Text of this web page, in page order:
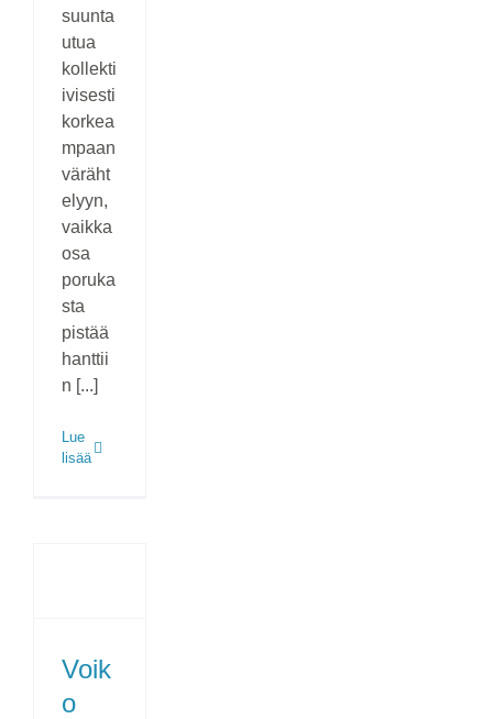
suunta
utua
kollekti
ivisesti
korkea
mpaan
väräht
elyyn,
vaikka
osa
poruka
sta
pistää
hanttii
n [...]
Lue
lisää
Voik
o